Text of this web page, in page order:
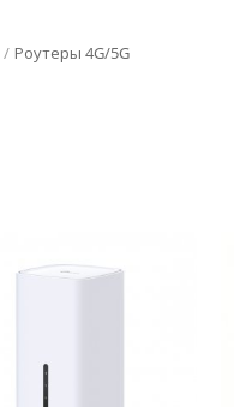
Роутеры 4G/5G